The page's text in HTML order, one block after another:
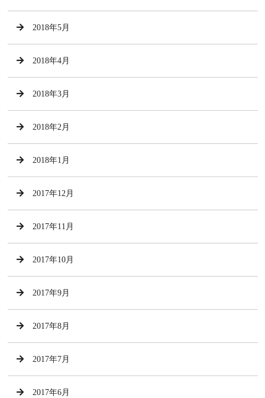
2018年5月
2018年4月
2018年3月
2018年2月
2018年1月
2017年12月
2017年11月
2017年10月
2017年9月
2017年8月
2017年7月
2017年6月